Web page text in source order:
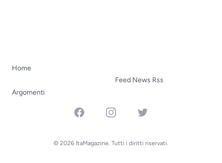
Home
Argomenti
Feed News Rss
FacebookInstagramTwitter
© 2026 ItaMagazine. Tutti i diritti riservati.